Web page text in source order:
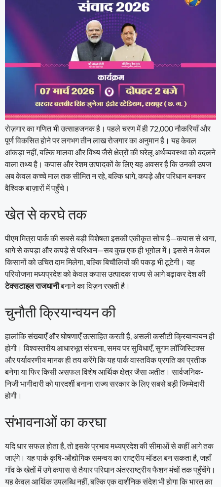
रोज़गार का गणित भी उत्साहजनक है। पहले चरण में ही 72,000 नौकरियाँ और
पूर्ण विकसित होने पर लगभग तीन लाख रोजगार का अनुमान है। यह केवल
आंकड़ा नहीं, बल्कि मालवा और विंध्य जैसे क्षेत्रों की घरेलू अर्थव्यवस्था को बदलने
वाला तथ्य है। कपास और रेशम उत्पादकों के लिए यह अवसर है कि उनकी उपज
अब केवल कच्चे माल तक सीमित न रहे, बल्कि धागे, कपड़े और परिधान बनकर
वैश्विक बाज़ारों में पहुँचे।
खेत से करघे तक
पीएम मित्रा पार्क की सबसे बड़ी विशेषता इसकी एकीकृत सोच है—कपास से धागा,
धागे से कपड़ा और कपड़े से परिधान—सब कुछ एक ही भूगोल में। इससे न केवल
किसानों को उचित दाम मिलेगा, बल्कि बिचौलियों की पकड़ भी टूटेगी। यह
परियोजना मध्यप्रदेश को केवल कपास उत्पादक राज्य से आगे बढ़ाकर देश की
टेक्सटाइल राजधानीबनाने का विज़न रखती है।
चुनौती क्रियान्वयन की
हालांकि संख्याएँ और घोषणाएँ उत्साहित करती हैं, असली कसौटी क्रियान्वयन ही
होगी। विश्वस्तरीय आधारभूत संरचना, समय पर सुविधाएँ, सुगम लॉजिस्टिक्स
और पर्यावरणीय मानक ही तय करेंगे कि यह पार्क वास्तविक प्रगति का प्रतीक
बनेगा या फिर किसी असफल विशेष आर्थिक क्षेत्र जैसा अतीत। सार्वजनिक-
निजी भागीदारी को पारदर्शी बनाना राज्य सरकार के लिए सबसे बड़ी जिम्मेदारी
होगी।
संभावनाओं का करघा
यदि धार सफल होता है, तो इसके प्रभाव मध्यप्रदेश की सीमाओं से कहीं आगे तक
जाएंगे। यह पार्क कृषि-औद्योगिक समन्वय का राष्ट्रीय मॉडल बन सकता है, जहाँ
गाँव के खेतों में उगे कपास से तैयार परिधान अंतरराष्ट्रीय फैशन मंचों तक पहुँचेंगे।
यह केवल आर्थिक उपलब्धि नहीं, बल्कि एक दार्शनिक संदेश भी होगा कि भारत का